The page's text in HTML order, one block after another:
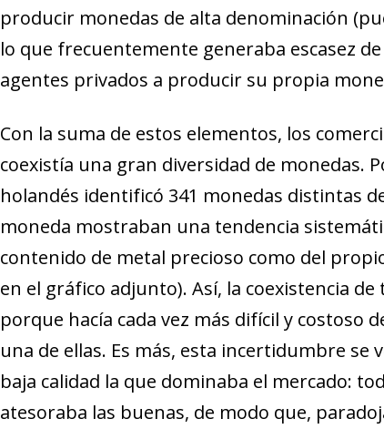
producir monedas de alta denominación
lo que frecuentemente generaba escasez
agentes privados a producir su propia
Con la suma de estos elementos, los
coexistía una gran diversidad de monedas.
holandés identificó 341 monedas distintas
moneda mostraban una tendencia
contenido de metal precioso como del
en el gráfico adjunto). Así, la coexistencia
porque hacía cada vez más difícil y costoso
una de ellas. Es más, esta incertidumbre se
baja calidad la que dominaba el mercado:
atesoraba las buenas, de modo que,